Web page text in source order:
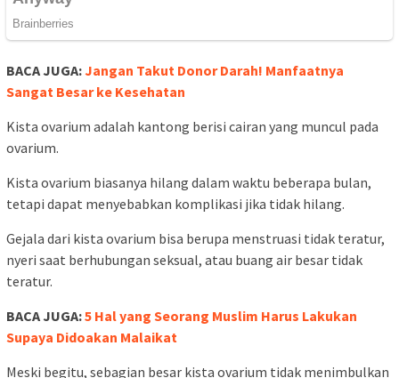
BACA JUGA:Jangan Takut Donor Darah! Manfaatnya
Sangat Besar ke Kesehatan
Kista ovarium adalah kantong berisi cairan yang muncul pada
ovarium.
Kista ovarium biasanya hilang dalam waktu beberapa bulan,
tetapi dapat menyebabkan komplikasi jika tidak hilang.
Gejala dari kista ovarium bisa berupa menstruasi tidak teratur,
nyeri saat berhubungan seksual, atau buang air besar tidak
teratur.
BACA JUGA:5 Hal yang Seorang Muslim Harus Lakukan
Supaya Didoakan Malaikat
Meski begitu, sebagian besar kista ovarium tidak menimbulkan